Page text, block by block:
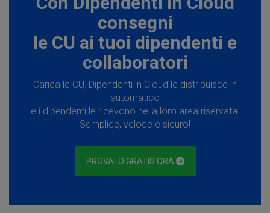
consegni
le CU ai tuoi dipendenti e
collaboratori
Carica le CU, Dipendenti in Cloud le distribuisce in
automatico
e i dipendenti le ricevono nella loro area riservata.
Semplice, veloce e sicuro!
PROVALO GRATIS ORA